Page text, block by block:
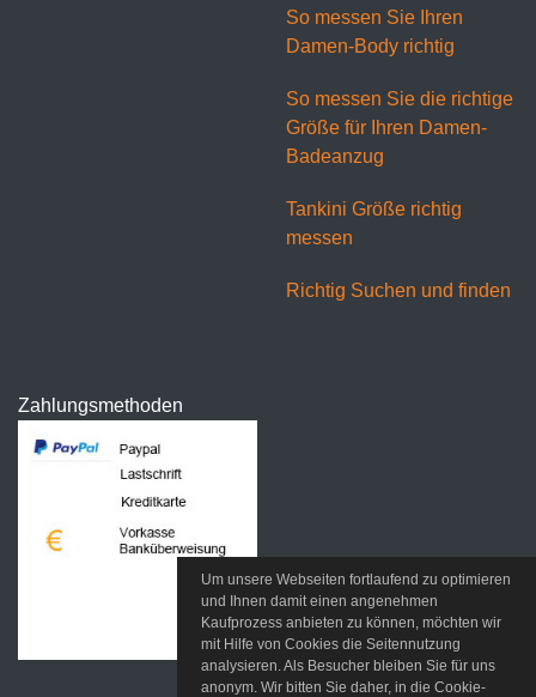
So messen Sie Ihren
Damen-Body richtig
So messen Sie die richtige
Größe für Ihren Damen-
Badeanzug
Tankini Größe richtig
messen
Richtig Suchen und finden
Zahlungsmethoden
Um unsere Webseiten fortlaufend zu optimieren
und Ihnen damit einen angenehmen
Kaufprozess anbieten zu können, möchten wir
mit Hilfe von Cookies die Seitennutzung
analysieren. Als Besucher bleiben Sie für uns
anonym. Wir bitten Sie daher, in die Cookie-